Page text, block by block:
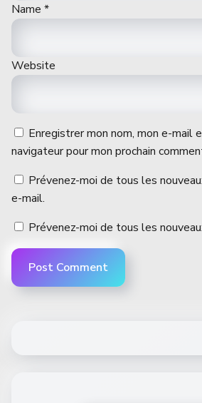
Name *
Website
Enregistrer mon nom, mon e-mail
navigateur pour mon prochain
Prévenez-moi de tous les
e-mail.
Prévenez-moi de tous les